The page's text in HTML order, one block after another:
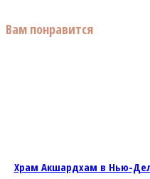
Вам понравится
Храм Акшардхам в Нью-